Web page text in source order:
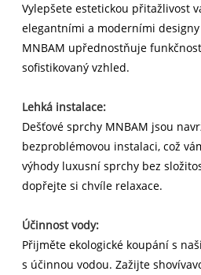
Vylepšete estetickou přitažlivost
elegantními a moderními
MNBAM upřednostňuje
sofistikovaný vzhled.
Lehká instalace:
Dešťové sprchy MNBAM jsou
bezproblémovou instalaci, což
výhody luxusní sprchy bez
dopřejte si chvíle relaxace.
Účinnost vody:
Přijměte ekologické koupání s
s účinnou vodou. Zažijte